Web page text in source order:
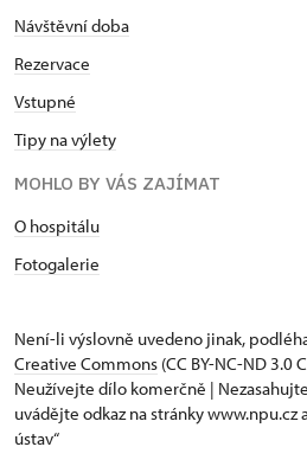
Návštěvní doba
Rezervace
Vstupné
Tipy na výlety
MOHLO BY VÁS ZAJÍMAT
O hospitálu
Fotogalerie
Není-li výslovně uvedeno jinak,
Creative Commons (CC BY-NC-ND 3.0
Neužívejte dílo komerčně |
uvádějte odkaz na stránky www.npu.cz
ústav“